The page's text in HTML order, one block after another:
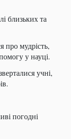
близьких та
мудрість,
у науці.
учні,
погодні